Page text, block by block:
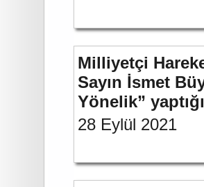
Milliyetçi
Sayın İsmet
Yönelik”
28 Eylül 2021